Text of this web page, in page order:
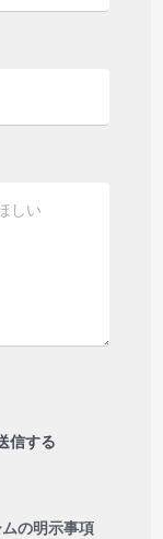
信する
の明示事項